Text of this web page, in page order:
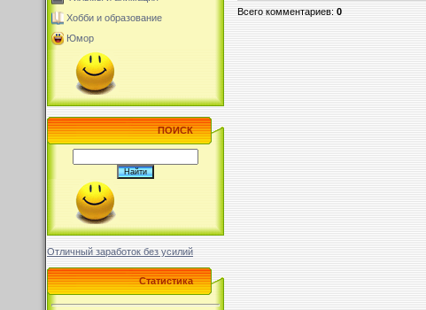
Хобби и образование
Юмор
ПОИСК
Отличный заработок без усилий
Статистика
Всего комментариев:0